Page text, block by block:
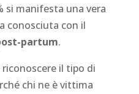
si manifesta una vera
conosciuta con il
partum.
il tipo di
chi ne è vittima